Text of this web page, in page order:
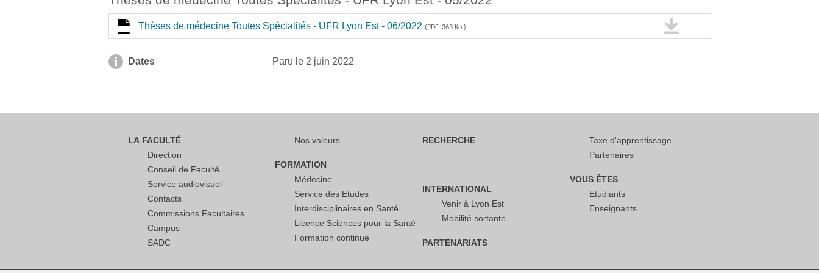
Thèses de médecine Toutes Spécialités - UFR Lyon Est - 06/2022 (PDF, 363 Ko )
Dates Paru le 2 juin 2022
LA FACULTÉ
Direction
Conseil de Faculté
Service audiovisuel
Contacts
Commissions Facultaires
Campus
SADC
Nos valeurs
FORMATION
Médecine
Service des Etudes
Interdisciplinaires en Santé
Licence Sciences pour la Santé
Formation continue
RECHERCHE
INTERNATIONAL
Venir à Lyon Est
Mobilité sortante
PARTENARIATS
Taxe d'apprentissage
Partenaires
VOUS ÊTES
Etudiants
Enseignants